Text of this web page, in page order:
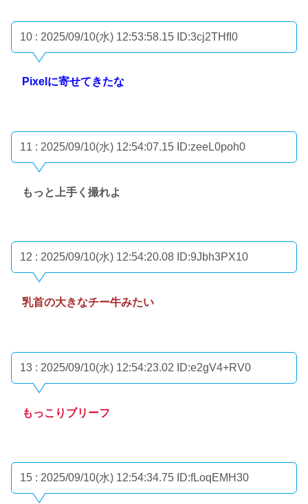
10 : 2025/09/10(水) 12:53:58.15 ID:3cj2THfI0
Pixelに寄せてきたな
11 : 2025/09/10(水) 12:54:07.15 ID:zeeL0poh0
もっと上手く撮れよ
12 : 2025/09/10(水) 12:54:20.08 ID:9Jbh3PX10
乳首の大きなチー牛みたい
13 : 2025/09/10(水) 12:54:23.02 ID:e2gV4+RV0
もっこりブリーフ
15 : 2025/09/10(水) 12:54:34.75 ID:fLoqEMH30